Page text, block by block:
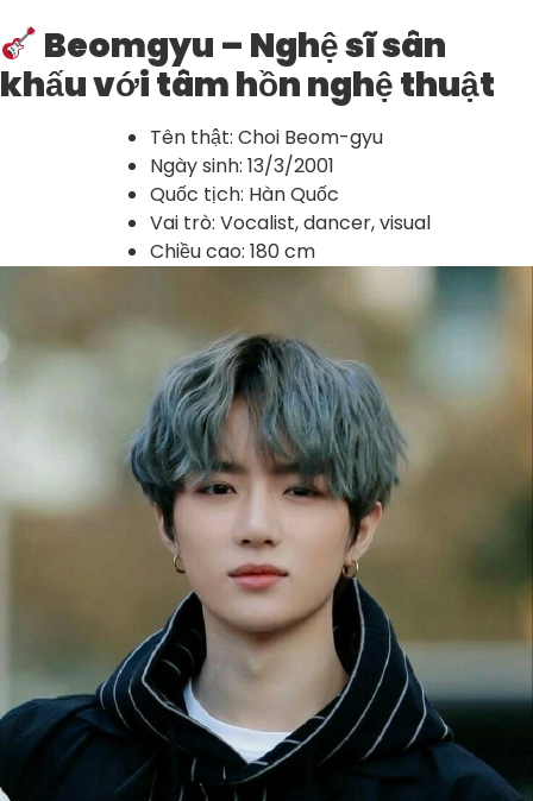
Beomgyu – Nghệ sĩ sân
khấu với tâm hồn nghệ thuật
Tên thật: Choi Beom-gyu
Ngày sinh: 13/3/2001
Quốc tịch: Hàn Quốc
Vai trò: Vocalist, dancer, visual
Chiều cao: 180 cm